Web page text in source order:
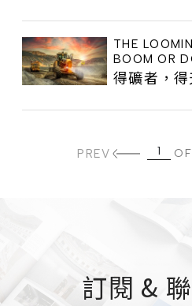
THE
BOOM OR
得礦者，得
PREV
訂閱 &